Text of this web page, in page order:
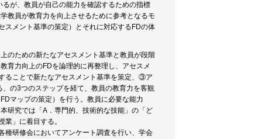
が、教員が自己の能力を確認するための指標
教員が教育力を向上させるために参考となるモ
スメント基準の策定）とそれに対応するFDの体
のための新たなアセスメント基準と教員が段階
育力向上のFDを論理的に再整理し、アセスメ
ることで新たなアセスメント基準を策定、③ア
の3つのステップを経て、教員の教育力を客観
マップの策定）を行う。教員に必要な能力
研究では「A．専門的、技術的な技能」の「ど
」に着目する。
種研修会においてアンケート調査を行い、学会